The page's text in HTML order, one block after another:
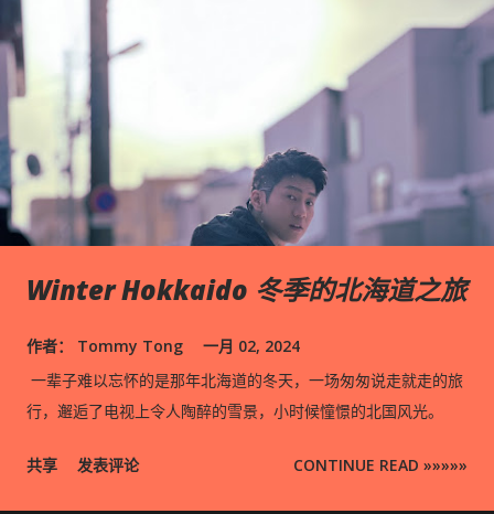
Winter Hokkaido 冬季的北海道之旅
作者： Tommy Tong 一月 02, 2024
一辈子难以忘怀的是那年北海道的冬天，一场匆匆说走就走的旅
行，邂逅了电视上令人陶醉的雪景，小时候憧憬的北国风光。
共享 发表评论 CONTINUE READ »»»»»